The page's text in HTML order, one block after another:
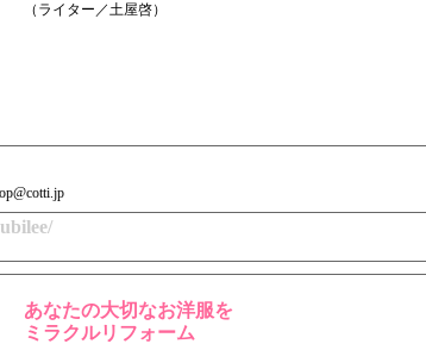
（ライター／土屋啓）
あなたの大切なお洋服を
ミラクルリフォーム